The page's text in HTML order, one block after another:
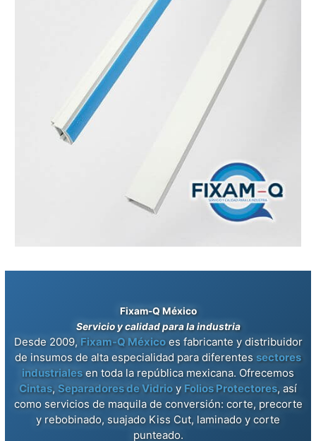
Fixam-Q México
Servicio y calidad para la industria
Desde 2009, Fixam-Q Méxicoes fabricante y distribuidor
de insumos de alta especialidad para diferentes sectores
industrialesen toda la república mexicana. Ofrecemos
Cintas, Separadores de Vidrioy Folios Protectores, así
como servicios de maquila de conversión: corte, precorte
y rebobinado, suajado Kiss Cut, laminado y corte
punteado.